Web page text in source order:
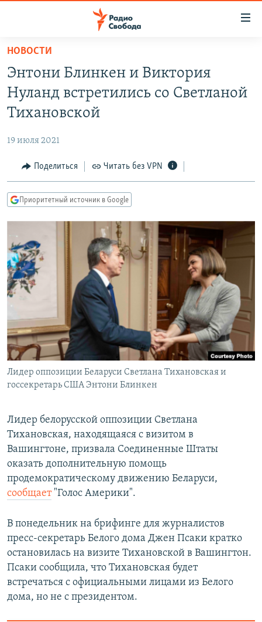
упрощенного
доступа
Вернуться
основному
Вернутся
Вернутся
поиску
АВТОРСКИЕ ПРОЕКТЫ
МНЕНИЯ
КУЛЬТУРА
КАВКАЗ.РЕАЛИИ
СИБИРЬ.РЕАЛИИ
РАСПИСАНИЕ ВЕЩАНИЯ
ПОДПИШИТЕСЬ НА РАССЫЛКУ
СОЦИАЛЬНЫЕ СЕТИ
НОВОСТИ
Энтони Блинкен и Виктория
Нуланд встретились со Светланой
Тихановской
19 июля 2021
Поделиться Читать без VPN
Приоритетный источник в Google
Лидер оппозиции Беларуси Светлана Тихановская и
госсекретарь США Энтони Блинкен
Лидер белорусской оппозиции Светлана
Тихановская, находящаяся с визитом в
Вашингтоне, призвала Соединенные Штаты
оказать дополнительную помощь
продемократическому движению Беларуси,
сообщает"Голос Америки".
В понедельник на брифинге для журналистов
пресс-секретарь Белого дома Джен Псаки кратко
остановилась на визите Тихановской в Вашингтон.
Псаки сообщила, что Тихановская будет
встречаться с официальными лицами из Белого
дома, но не с президентом.